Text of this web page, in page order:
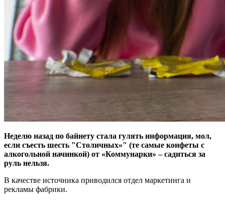
Неделю назад по байнету стала гулять‎ информация, мол,
если съесть шесть "Столичных»" (те самые конфеты с
алкогольной начинкой) от «Коммунарки»‎ – садиться за
руль нельзя.
В качестве источника приводился отдел маркетинга и
рекламы фабрики.